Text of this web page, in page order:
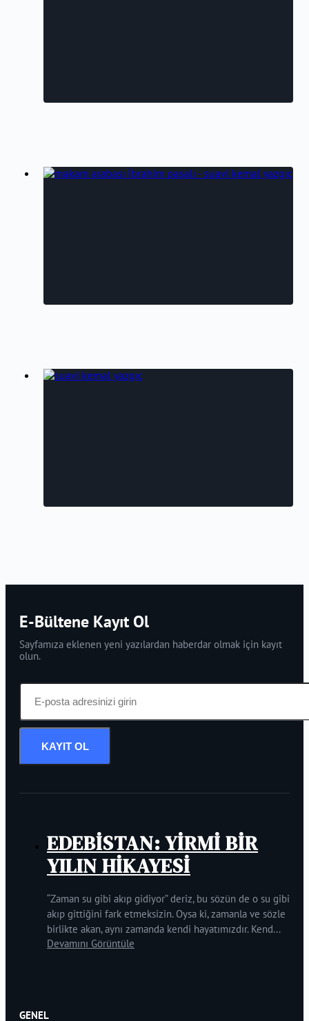
E-Bültene Kayıt Ol
Sayfamıza eklenen yeni yazılardan haberdar olmak için kayıt
olun.
KAYIT OL
EDEBİSTAN: YİRMİ BİR
YILIN HİKAYESİ
“Zaman su gibi akıp gidiyor” deriz, bu sözün de o su gibi
akıp gittiğini fark etmeksizin. Oysa ki, zamanla ve sözle
birlikte akan, aynı zamanda kendi hayatımızdır. Kend...
Devamını Görüntüle
GENEL